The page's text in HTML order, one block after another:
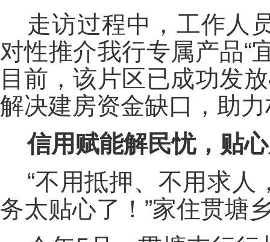
走访过程中，工作人
对性推介我行专属产品“
目前，该片区已成功发
解决建房资金缺口，助
信用赋能解民忧，贴
“不用抵押、不用求
务太贴心了！”家住贯塘